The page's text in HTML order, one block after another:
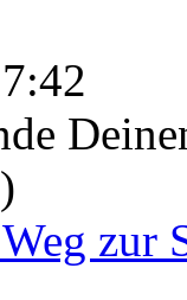
zur